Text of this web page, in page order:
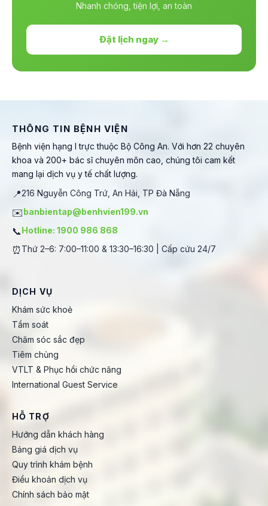
Nhanh chóng, tiện lợi, an toàn
Đặt lịch ngay →
THÔNG TIN BỆNH VIỆN
Bệnh viện hạng I trực thuộc Bộ Công An. Với hơn 22 chuyên
khoa và 200+ bác sĩ chuyên môn cao, chúng tôi cam kết
mang lại dịch vụ y tế chất lượng.
📍216 Nguyễn Công Trứ, An Hải, TP Đà Nẵng
✉️ banbientap@benhvien199.vn
📞 Hotline: 1900 986 868
⏰ Thứ 2–6: 7:00–11:00 & 13:30–16:30 | Cấp cứu 24/7
DỊCH VỤ
Khám sức khoẻ
Tầm soát
Chăm sóc sắc đẹp
Tiêm chủng
VTLT & Phục hồi chức năng
International Guest Service
HỖ TRỢ
Hướng dẫn khách hàng
Bảng giá dịch vụ
Quy trình khám bệnh
Điều khoản dịch vụ
Chính sách bảo mật